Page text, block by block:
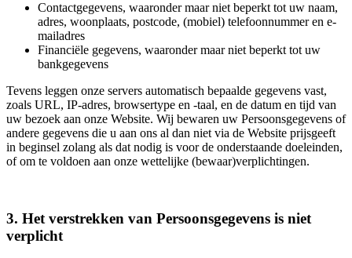
Contactgegevens, waaronder maar niet beperkt tot uw naam,
adres, woonplaats, postcode, (mobiel) telefoonnummer en e-
mailadres
Financiële gegevens, waaronder maar niet beperkt tot uw
bankgegevens
Tevens leggen onze servers automatisch bepaalde gegevens vast,
zoals URL, IP-adres, browsertype en -taal, en de datum en tijd van
uw bezoek aan onze Website. Wij bewaren uw Persoonsgegevens of
andere gegevens die u aan ons al dan niet via de Website prijsgeeft
in beginsel zolang als dat nodig is voor de onderstaande doeleinden,
of om te voldoen aan onze wettelijke (bewaar)verplichtingen.
3. Het verstrekken van Persoonsgegevens is niet
verplicht